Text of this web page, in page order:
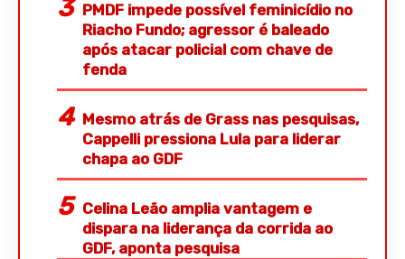
PMDF impede possível feminicídio no
Riacho Fundo; agressor é baleado
após atacar policial com chave de
fenda
Mesmo atrás de Grass nas pesquisas,
Cappelli pressiona Lula para liderar
chapa ao GDF
Celina Leão amplia vantagem e
dispara na liderança da corrida ao
GDF, aponta pesquisa